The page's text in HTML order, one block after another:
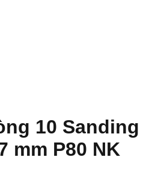
10 Sanding
mm P80 NK